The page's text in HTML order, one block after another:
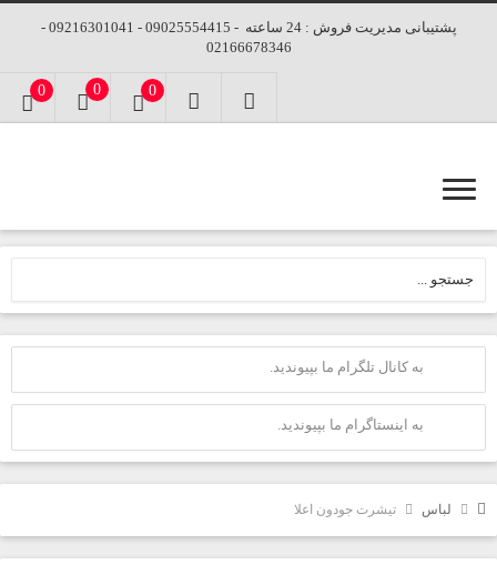
پشتیبانی مدیریت فروش : 24 ساعته - 09025554415 - 09216301041 -
02166678346
0 0 0
به کانال تلگرام ما بپیوندید.
به اینستاگرام ما بپیوندید.
لباس تیشرت جودون اعلا